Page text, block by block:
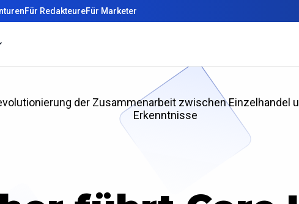
Für RedakteureFür Marketer
der Zusammenarbeit zwischen
Erkenntnisse